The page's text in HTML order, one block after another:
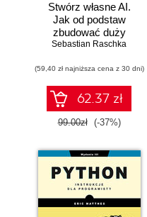
Stwórz własne AI.
Jak od podstaw
zbudować duży
model językowy
Sebastian Raschka
(59,40 zł najniższa cena z 30 dni)
62.37 zł
99.00zł (-37%)